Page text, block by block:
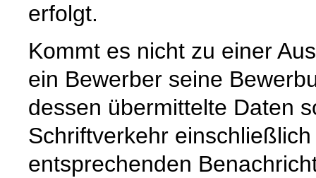
erfolgt.
Kommt es nicht zu einer
ein Bewerber seine
dessen übermittelte Daten
Schriftverkehr
entsprechenden